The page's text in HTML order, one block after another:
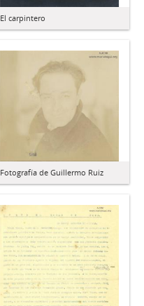
El carpintero
Fotografía de Guillermo Ruiz